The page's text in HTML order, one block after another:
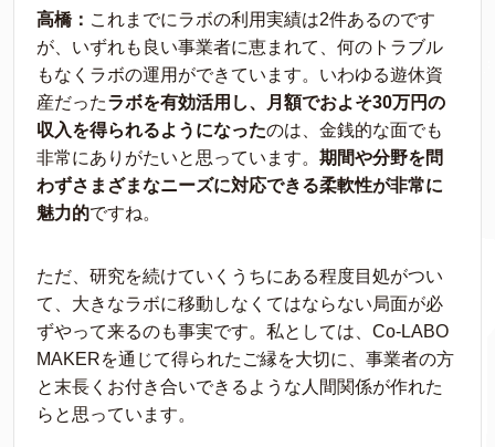
高橋： これまでにラボの利用実績は2件あるのです
が、いずれも良い事業者に恵まれて、何のトラブル
もなくラボの運用ができています。いわゆる遊休資
産だったラボを有効活用し、月額でおよそ30万円の
収入を得られるようになったのは、金銭的な面でも
非常にありがたいと思っています。 期間や分野を問
わずさまざまなニーズに対応できる柔軟性が非常に
魅力的ですね。
ただ、研究を続けていくうちにある程度目処がつい
て、大きなラボに移動しなくてはならない局面が必
ずやって来るのも事実です。私としては、Co-LABO
MAKERを通じて得られたご縁を大切に、事業者の方
と末長くお付き合いできるような人間関係が作れた
らと思っています。